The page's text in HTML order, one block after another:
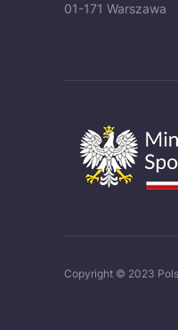
01-171 Warszawa
Copyright © 2023